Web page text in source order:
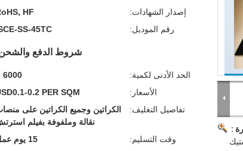
:
إصدار الشهادات:
HF
رقم الموديل:
SS-45TC
شروط الدفع
الحد الأدنى لكمية:
6000 م
الأسعار:
0.2 PER SQM
تفاصيل التغليف:
الكراتين وجميع الكراتين على
نقالة وملفوفة بفيلم
وقت التسليم:
15 يوم عمل